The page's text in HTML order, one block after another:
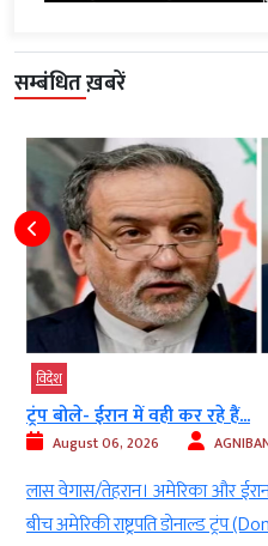
सम्बंधित ख़बरें
विदेश
ट्रंप बोले- ईरान में वही कर रहे हैं...
August 06, 2026
लास वेगास/तेहरान। अमेरिका और
बीच अमेरिकी राष्ट्रपति डोनाल्ड ट्रंप